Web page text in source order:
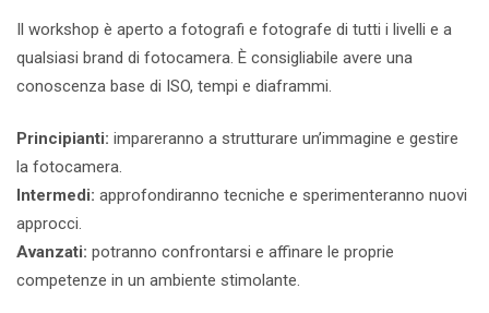
Il workshop è aperto a fotografi e fotografe di tutti i livelli e a
qualsiasi brand di fotocamera. È consigliabile avere una
conoscenza base di ISO, tempi e diaframmi.
Principianti: impareranno a strutturare un’immagine e gestire
la fotocamera.
Intermedi: approfondiranno tecniche e sperimenteranno nuovi
approcci.
Avanzati: potranno confrontarsi e affinare le proprie
competenze in un ambiente stimolante.